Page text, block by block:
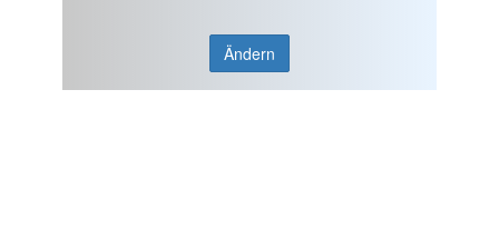
Ändern